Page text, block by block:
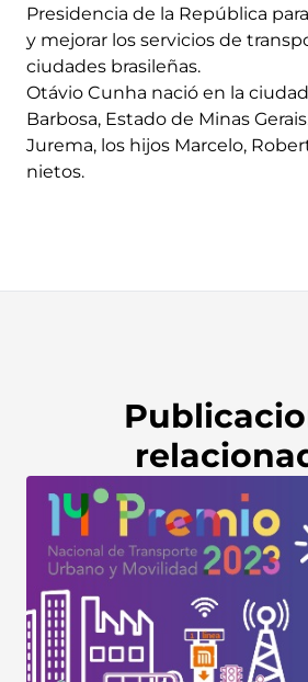
Presidencia de la República
y mejorar los servicios de
ciudades brasileñas.
Otávio Cunha nació en la
Barbosa, Estado de Minas
Jurema, los hijos Marcelo,
nietos.